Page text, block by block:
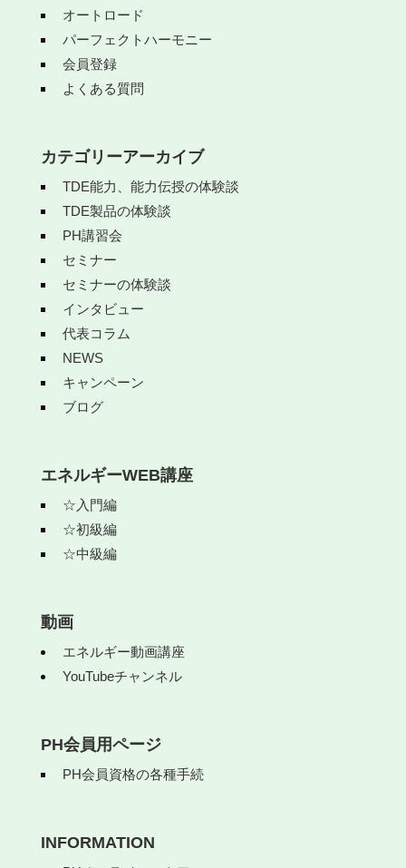
オートロード
パーフェクトハーモニー
会員登録
よくある質問
カテゴリーアーカイブ
TDE能力、能力伝授の体験談
TDE製品の体験談
PH講習会
セミナー
セミナーの体験談
インタビュー
代表コラム
NEWS
キャンペーン
ブログ
エネルギーWEB講座
☆入門編
☆初級編
☆中級編
動画
エネルギー動画講座
YouTubeチャンネル
PH会員用ページ
PH会員資格の各種手続
INFORMATION